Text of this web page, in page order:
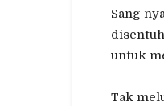
Sang
untuk
Tak